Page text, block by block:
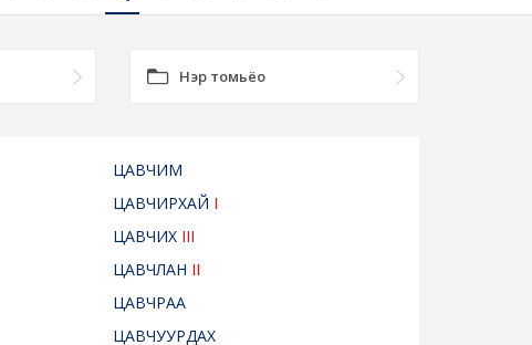
Нэр томьёо
ЦАВЧИМ
ЦАВЧИРХАЙ I
ЦАВЧИХ III
ЦАВЧЛАН II
ЦАВЧРАА
ЦАВЧУУРДАХ